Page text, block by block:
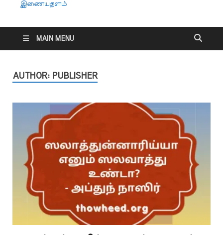
இணையதளம்
MAIN MENU
AUTHOR: PUBLISHER